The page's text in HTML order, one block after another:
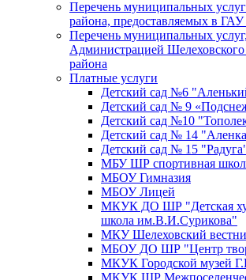
Перечень муниципальных
района, предоставляемых в
Перечень муниципальных
Администрацией
района
Платные услуги
Детский сад №6
Детский сад № 9
Детский сад №10
Детский сад № 14
Детский сад № 15
МБУ ШР спортивная
МБОУ Гимназия
МБОУ Лицей
МКУК ДО ШР "Детская
школа им.В.И.Сурикова"
МКУ Шелеховский
МБОУ ДО ШР "Центр
МКУК Городской музей
МКУК ШР